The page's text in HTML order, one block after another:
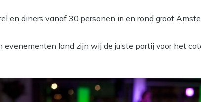
en diners vanaf 30 personen in en rond groot
evenementen land zijn wij de juiste partij voor het